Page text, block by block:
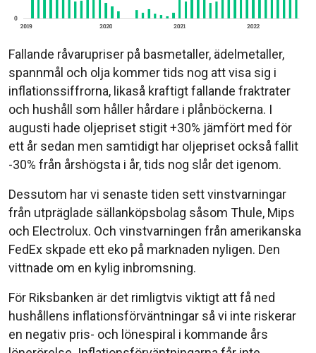
Fallande råvarupriser på basmetaller, ädelmetaller,
spannmål och olja kommer tids nog att visa sig i
inflationssiffrorna, likaså kraftigt fallande fraktrater
och hushåll som håller hårdare i plånböckerna. I
augusti hade oljepriset stigit +30% jämfört med för
ett år sedan men samtidigt har oljepriset också fallit
-30% från årshögsta i år, tids nog slår det igenom.
Dessutom har vi senaste tiden sett vinstvarningar
från utpräglade sällanköpsbolag såsom Thule, Mips
och Electrolux. Och vinstvarningen från amerikanska
FedEx skpade ett eko på marknaden nyligen. Den
vittnade om en kylig inbromsning.
För Riksbanken är det rimligtvis viktigt att få ned
hushållens inflationsförväntningar så vi inte riskerar
en negativ pris- och lönespiral i kommande års